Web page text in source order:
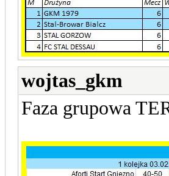
wojtas_gkm
Faza grupowa